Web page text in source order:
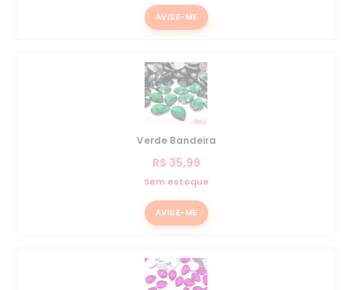
AVISE-ME
Verde Bandeira
R$ 35,99
Sem estoque
AVISE-ME